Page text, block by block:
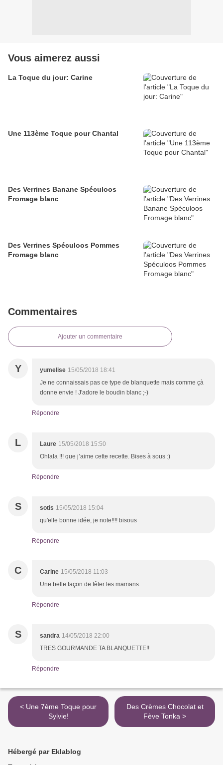
Vous aimerez aussi
La Toque du jour: Carine
Une 113ème Toque pour Chantal
Des Verrines Banane Spéculoos
Fromage blanc
Des Verrines Spéculoos Pommes
Fromage blanc
Commentaires
Ajouter un commentaire
Y yumelise 15/05/2018 18:41
Je ne connaissais pas ce type de blanquette mais comme çà
donne envie ! J'adore le boudin blanc ;-)
Répondre
L Laure 15/05/2018 15:50
Ohlala !!! que j’aime cette recette. Bises à sous :)
Répondre
S sotis 15/05/2018 15:04
qu'elle bonne idée, je note!!!! bisous
Répondre
C Carine 15/05/2018 11:03
Une belle façon de fêter les mamans.
Répondre
S sandra 14/05/2018 22:00
TRES GOURMANDE TA BLANQUETTE!!
Répondre
< Une 7ème Toque pour
Sylvie!
Des Crèmes Chocolat et
Fève Tonka >
Hébergé par Eklablog